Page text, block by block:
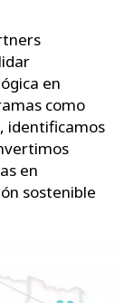
en
como
identificamos
en
sostenible